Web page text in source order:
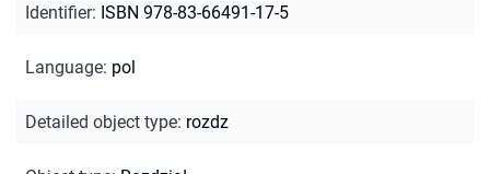
Identifier: ISBN 978-83-66491-17-5
Language: pol
Detailed object type: rozdz